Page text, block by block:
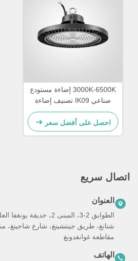
3000K-6500K إضاءة مستودع
صناعي IK09 تصنيف إضاءة
LED عالية الخليج
احصل على أفضل سعر
اتصال سريع
العنوان
الطوابق 2-3، المبنى 2،
شتانغ، طريق جينتشينغ، شارع شاجينغ،
مقاطعة غوانغدونغ
الهاتف